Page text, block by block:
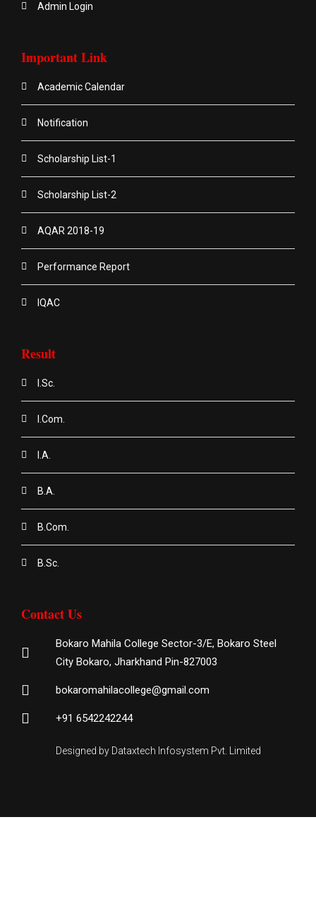
Admin Login
Important Link
Academic Calendar
Notification
Scholarship List-1
Scholarship List-2
AQAR 2018-19
Performance Report
IQAC
Result
I.Sc.
I.Com.
I.A.
B.A.
B.Com.
B.Sc.
Contact Us
Bokaro Mahila College Sector-3/E, Bokaro Steel
City Bokaro, Jharkhand Pin-827003
bokaromahilacollege@gmail.com
+91 6542242244
Designed by Dataxtech Infosystem Pvt. Limited